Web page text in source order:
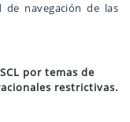
de navegación de las
por temas de
restrictivas.